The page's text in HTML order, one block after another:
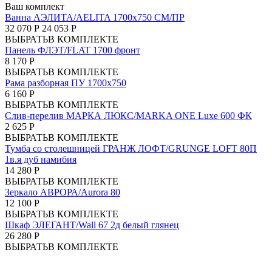
Ваш комплект
Ванна АЭЛИТА/AELITA 1700х750 СМ/ПР
32 070 Р 24 053 Р
ВЫБРАТЬВ КОМПЛЕКТЕ
Панель ФЛЭТ/FLAT 1700 фронт
8 170 Р
ВЫБРАТЬВ КОМПЛЕКТЕ
Рама разборная ПУ 1700х750
6 160 Р
ВЫБРАТЬВ КОМПЛЕКТЕ
Слив-перелив МАРКА ЛЮКС/MARKA ONE Luxe 600 ФК
2 625 Р
ВЫБРАТЬВ КОМПЛЕКТЕ
Тумба со столешницей ГРАНЖ ЛОФТ/GRUNGE LOFT 80П
1в.я дуб намибия
14 280 Р
ВЫБРАТЬВ КОМПЛЕКТЕ
Зеркало АВРОРА/Aurora 80
12 100 Р
ВЫБРАТЬВ КОМПЛЕКТЕ
Шкаф ЭЛЕГАНТ/Wall 67 2д белый глянец
26 280 Р
ВЫБРАТЬВ КОМПЛЕКТЕ